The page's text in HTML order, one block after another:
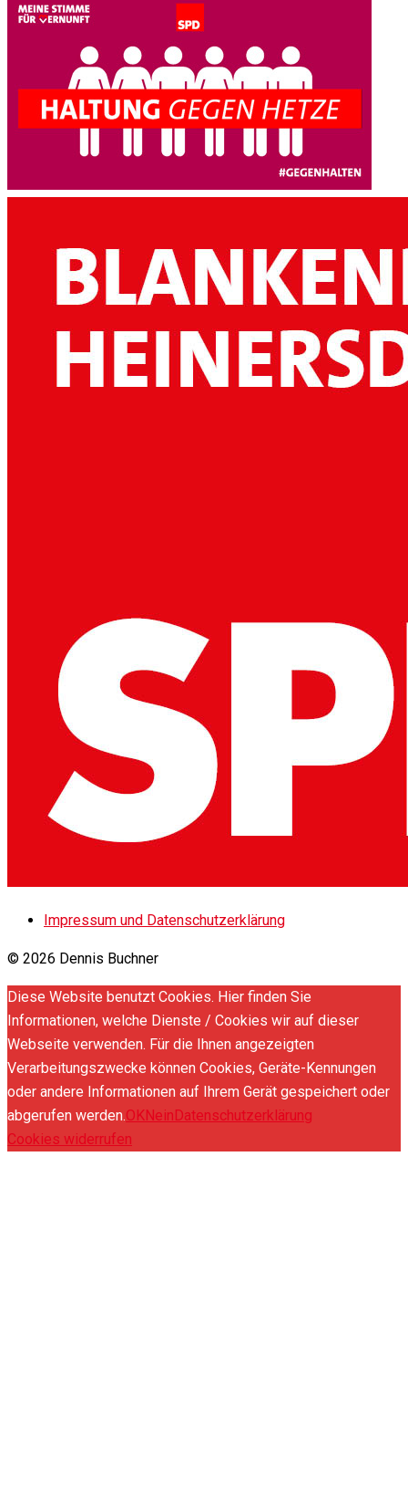
Impressum und Datenschutzerklärung
© 2026 Dennis Buchner
Diese Website benutzt Cookies. Hier finden Sie
Informationen, welche Dienste / Cookies wir auf dieser
Webseite verwenden. Für die Ihnen angezeigten
Verarbeitungszwecke können Cookies, Geräte-Kennungen
oder andere Informationen auf Ihrem Gerät gespeichert oder
abgerufen werden.OKNeinDatenschutzerklärung
Cookies widerrufen